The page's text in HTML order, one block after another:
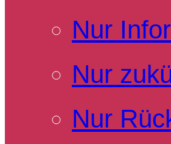
Nur
Nur
Nur